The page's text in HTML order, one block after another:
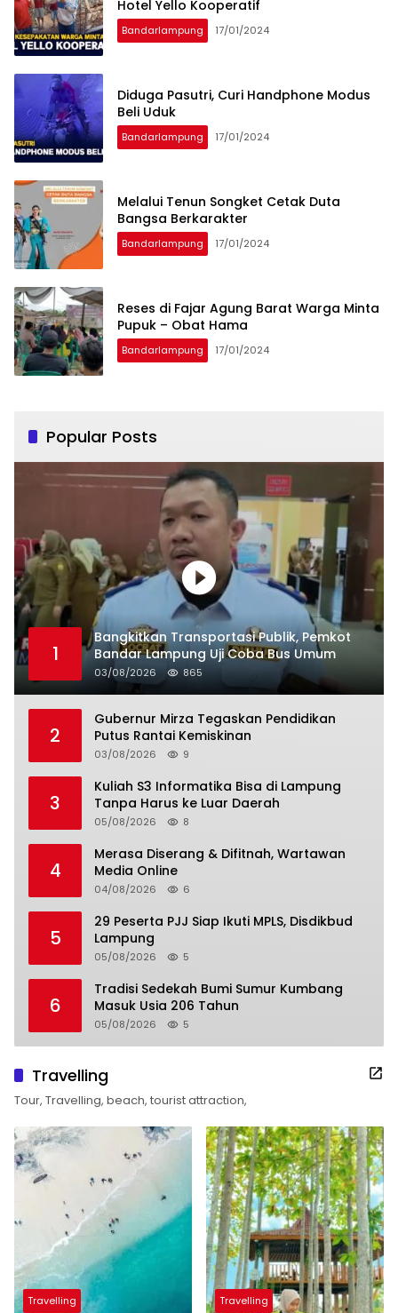
Hotel Yello Kooperatif
Bandarlampung 17/01/2024
Diduga Pasutri, Curi Handphone Modus
Beli Uduk
Bandarlampung 17/01/2024
Melalui Tenun Songket Cetak Duta
Bangsa Berkarakter
Bandarlampung 17/01/2024
Reses di Fajar Agung Barat Warga Minta
Pupuk – Obat Hama
Bandarlampung 17/01/2024
Popular Posts
1
Bangkitkan Transportasi Publik, Pemkot
Bandar Lampung Uji Coba Bus Umum
03/08/2026 865
2
Gubernur Mirza Tegaskan Pendidikan
Putus Rantai Kemiskinan
03/08/2026 9
3
Kuliah S3 Informatika Bisa di Lampung
Tanpa Harus ke Luar Daerah
05/08/2026 8
4
Merasa Diserang & Difitnah, Wartawan
Media Online
04/08/2026 6
5
29 Peserta PJJ Siap Ikuti MPLS, Disdikbud
Lampung
05/08/2026 5
6
Tradisi Sedekah Bumi Sumur Kumbang
Masuk Usia 206 Tahun
05/08/2026 5
Travelling
Tour, Travelling, beach, tourist attraction,
Travelling Travelling